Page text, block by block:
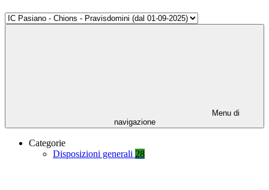
Menu di
navigazione
Categorie
Disposizioni generali 28